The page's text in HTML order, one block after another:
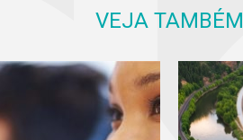
VEJA TAMBÉM